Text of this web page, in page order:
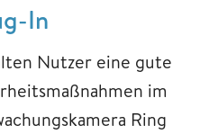
In
Nutzer eine gute
im
Ring